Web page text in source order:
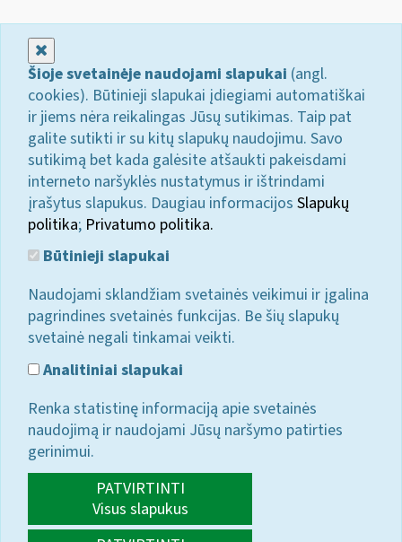
Šioje svetainėje naudojami slapukai (angl.
cookies). Būtinieji slapukai įdiegiami automatiškai
ir jiems nėra reikalingas Jūsų sutikimas. Taip pat
galite sutikti ir su kitų slapukų naudojimu. Savo
sutikimą bet kada galėsite atšaukti pakeisdami
interneto naršyklės nustatymus ir ištrindami
įrašytus slapukus. Daugiau informacijos Slapukų
politika; Privatumo politika.
Būtinieji slapukai
Naudojami sklandžiam svetainės veikimui ir įgalina
pagrindines svetainės funkcijas. Be šių slapukų
svetainė negali tinkamai veikti.
Analitiniai slapukai
Renka statistinę informaciją apie svetainės
naudojimą ir naudojami Jūsų naršymo patirties
gerinimui.
PATVIRTINTI
Visus slapukus